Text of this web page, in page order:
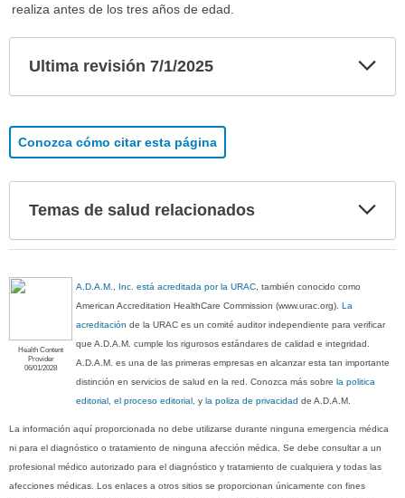
realiza antes de los tres años de edad.
Ultima revisión 7/1/2025
Conozca cómo citar esta página
Temas de salud relacionados
Health Content
Provider
06/01/2028
A.D.A.M., Inc. está acreditada por la URAC , también conocido como
American Accreditation HealthCare Commission (www.urac.org).La
acreditación de la URAC es un comité auditor independiente para verificar
que A.D.A.M. cumple los rigurosos estándares de calidad e integridad.
A.D.A.M. es una de las primeras empresas en alcanzar esta tan importante
distinción en servicios de salud en la red. Conozca más sobrela politica
editorial, el proceso editorial , yla poliza de privacidad de A.D.A.M.
La información aquí proporcionada no debe utilizarse durante ninguna emergencia médica
ni para el diagnóstico o tratamiento de ninguna afección médica. Se debe consultar a un
profesional médico autorizado para el diagnóstico y tratamiento de cualquiera y todas las
afecciones médicas. Los enlaces a otros sitios se proporcionan únicamente con fines